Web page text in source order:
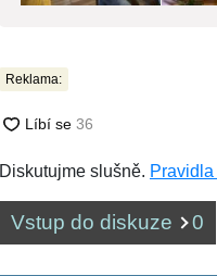
Reklama:
Diskutujme slušně.
Vstup do diskuze 0